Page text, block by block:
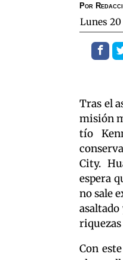
Por
lunes
Tras el
misión
tío
City.
espera
no sale
Con